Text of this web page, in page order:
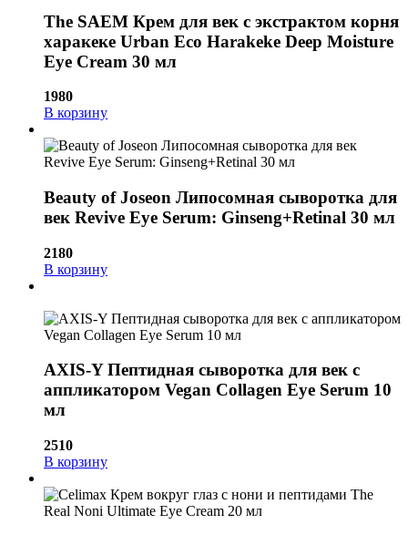
The SAEM Крем для век с экстрактом корня
харакеке Urban Eco Harakeke Deep Moisture
Eye Cream 30 мл
1980
В корзину
Beauty of Joseon Липосомная сыворотка для
век Revive Eye Serum: Ginseng+Retinal 30 мл
2180
В корзину
AXIS-Y Пептидная сыворотка для век с
аппликатором Vegan Collagen Eye Serum 10
мл
2510
В корзину